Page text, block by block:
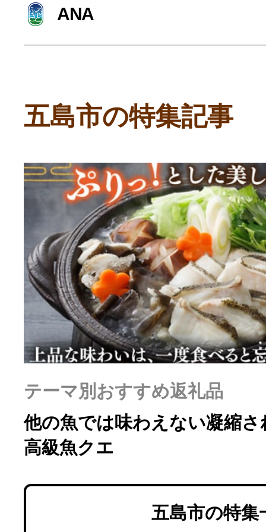
個人事業主・フリーラン
ふるさと納税の基礎知識
10秒ぴったり診断
自治体直営サイト特集
はじめるバイブルとは
よくあるご質問
問い合わせ
ANA
五島市の特集記事
テーマ別おすすめ返礼品
他の魚では味わえない凝縮
高級魚クエ
五島市の特集